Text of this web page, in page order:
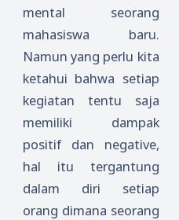
mental seorang
mahasiswa baru.
Namun yang perlu kita
ketahui bahwa setiap
kegiatan tentu saja
memiliki dampak
positif dan negative,
hal itu tergantung
dalam diri setiap
orang dimana seorang